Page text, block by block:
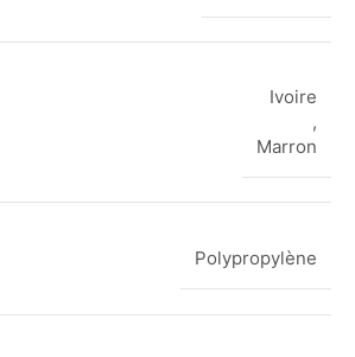
Ivoire
,
Marron
Polypropylène